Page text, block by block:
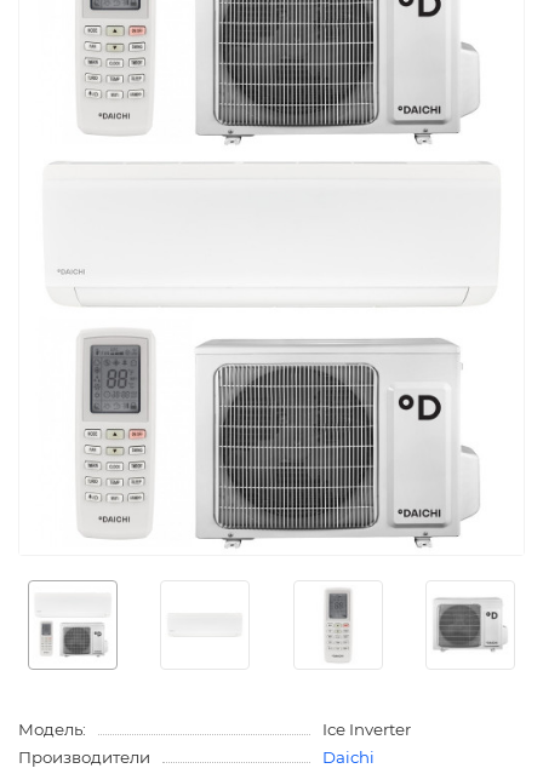
Модель:
Ice Inverter
Производители
Daichi